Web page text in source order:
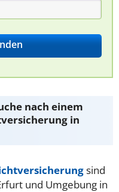
nach einem
in
sind
und Umgebung in